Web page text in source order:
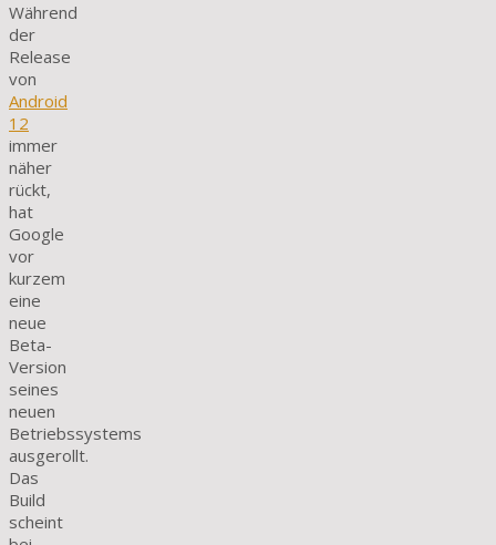
Während
der
Release
von
Android
12
immer
näher
rückt,
hat
Google
vor
kurzem
eine
neue
Beta-
Version
seines
neuen
Betriebssystems
ausgerollt.
Das
Build
scheint